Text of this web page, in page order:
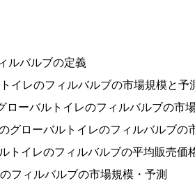
ルバルブの定義
イレのフィルバルブの市場規模と予
ローバルトイレのフィルバルブの市
グローバルトイレのフィルバルブの
トイレのフィルバルブの平均販売価
フィルバルブの市場規模・予測